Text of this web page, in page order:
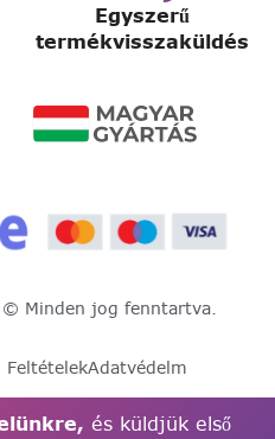
Egyszerű
termékvisszaküldés
Minden jog fenntartva.
FeltételekAdatvédelm
és küldjük első